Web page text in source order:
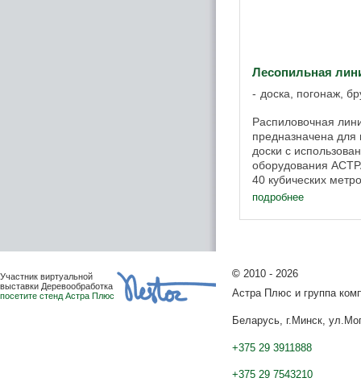
Лесопильная
доска, погонаж,
Распиловочная
предназначена для
доски с
оборудования
40 кубических
быть изготовлена
подробнее
Участник виртуальной
выставки Деревообработка
посетите стенд Астра Плюс
© 2010 - 2026
Астра Плюс и группа
Беларусь, г.Минск,
+375 29 3911888
+375 29 7543210